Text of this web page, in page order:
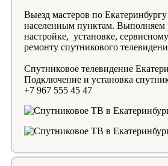
Выезд мастеров по
населенным пунктам. Выполняем
настройке, установке,
ремонту спутникового
Спутниковое телевидение
Подключение и установка
+7 967 555 45 47